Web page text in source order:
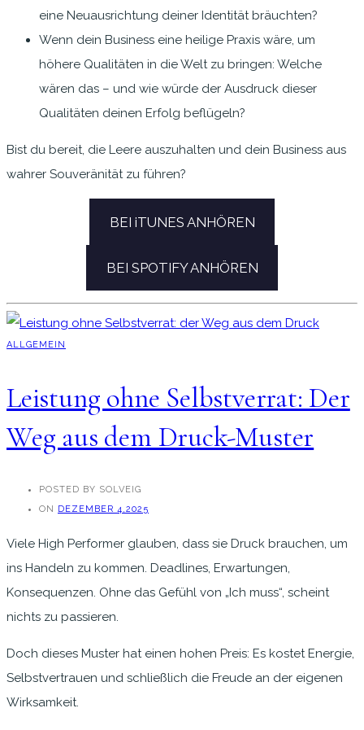
eine Neuausrichtung deiner Identität bräuchten?
Wenn dein Business eine heilige Praxis wäre, um
höhere Qualitäten in die Welt zu bringen: Welche
wären das – und wie würde der Ausdruck dieser
Qualitäten deinen Erfolg beflügeln?
Bist du bereit, die Leere auszuhalten und dein Business aus
wahrer Souveränität zu führen?
BEI iTUNES ANHÖREN
BEI SPOTIFY ANHÖREN
ALLGEMEIN
Leistung ohne Selbstverrat: Der
Weg aus dem Druck-Muster
POSTED BY SOLVEIG
ON DEZEMBER 4,2025
Viele High Performer glauben, dass sie Druck brauchen, um
ins Handeln zu kommen. Deadlines, Erwartungen,
Konsequenzen. Ohne das Gefühl von „Ich muss“, scheint
nichts zu passieren.
Doch dieses Muster hat einen hohen Preis: Es kostet Energie,
Selbstvertrauen und schließlich die Freude an der eigenen
Wirksamkeit.